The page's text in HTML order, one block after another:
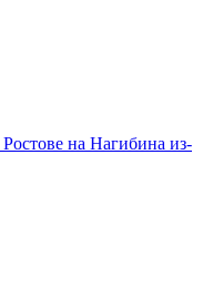
на Нагибина из-